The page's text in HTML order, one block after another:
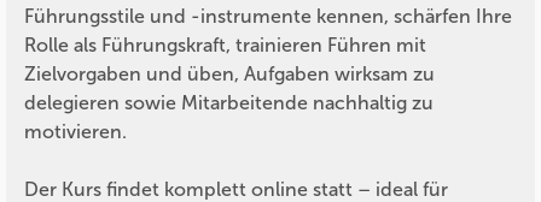
Führungsstile und -instrumente kennen, schärfen Ihre
Rolle als Führungskraft, trainieren Führen mit
Zielvorgaben und üben, Aufgaben wirksam zu
delegieren sowie Mitarbeitende nachhaltig zu
motivieren.
Der Kurs findet komplett online statt – ideal für